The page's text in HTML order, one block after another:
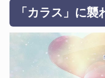
「カラス」に襲